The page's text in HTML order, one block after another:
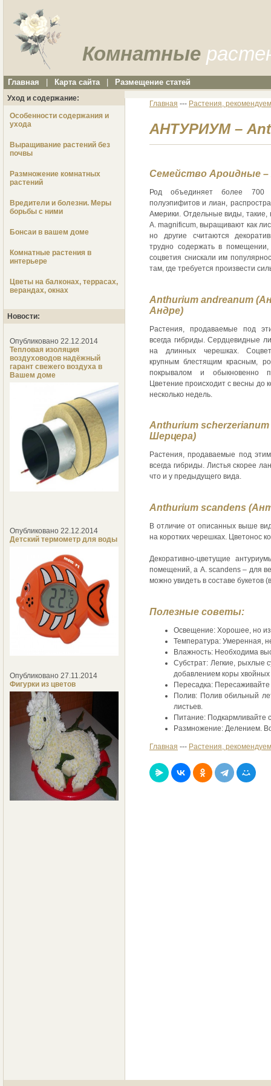
Комнатные
Главная Карта сайта Размещение статей
Уход и содержание:
Особенности содержания и
ухода
Выращивание растений без
почвы
Размножение комнатных
растений
Вредители и болезни. Меры
борьбы с ними
Бонсаи в вашем доме
Комнатные растения в
интерьере
Цветы на балконах, террасах,
верандах, окнах
Новости:
Опубликовано 22.12.2014
Тепловая изоляция
воздуховодов надёжный
гарант свежего воздуха в
Вашем доме
Опубликовано 22.12.2014
Детский термометр для воды
Опубликовано 27.11.2014
Фигурки из цветов
Главная --- Растения,
АНТУРИУМ –
Семейство Ароидные –
Род объединяет более 700
полуэпифитов и лиан,
Америки. Отдельные виды, такие,
A. magnificum, выращивают как
но другие считаются
трудно содержать в
соцветия снискали им
там, где требуется произвести
Anthurium andreanum
Андре)
Растения, продаваемые под
всегда гибриды. Сердцевидные
на длинных черешках.
крупным блестящим красным,
покрывалом и обыкновенно
Цветение происходит с весны до
несколько недель.
Anthurium
Шерцера)
Растения, продаваемые под
всегда гибриды. Листья скорее
что и у предыдущего вида.
Anthurium scandens
В отличие от описанных выше
на коротких черешках. Цветонос
Декоративно-цветущие
помещений, а A. scandens – для
можно увидеть в составе букетов
Полезные советы:
Освещение: Хорошее, но
Температура: Умеренная,
Влажность: Необходима
Субстрат: Легкие, рыхлые
добавлением коры хвойных
Пересадка: Пересаживайте
Полив: Полив обильный
листьев.
Питаниe: Подкармливайте
Размножение: Делением.
Главная --- Растения,